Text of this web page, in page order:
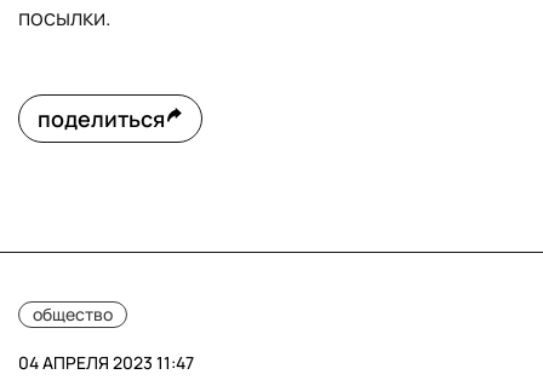
посылки.
поделиться
общество
04 АПРЕЛЯ 2023 11:47